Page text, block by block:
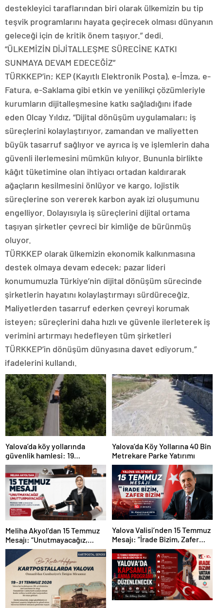
destekleyici taraflarından biri olarak ülkemizin bu tip
teşvik programlarını hayata geçirecek olması dünyanın
geleceği için de kritik önem taşıyor.” dedi.
“ÜLKEMİZİN DİJİTALLEŞME SÜRECİNE KATKI
SUNMAYA DEVAM EDECEĞİZ”
TÜRKKEP’in; KEP (Kayıtlı Elektronik Posta), e-İmza, e-
Fatura, e-Saklama gibi etkin ve yenilikçi çözümleriyle
kurumların dijitalleşmesine katkı sağladığını ifade
eden Olcay Yıldız, “Dijital dönüşüm uygulamaları; iş
süreçlerini kolaylaştırıyor, zamandan ve maliyetten
büyük tasarruf sağlıyor ve ayrıca iş ve işlemlerin daha
güvenli ilerlemesini mümkün kılıyor. Bununla birlikte
kâğıt tüketimine olan ihtiyacı ortadan kaldırarak
ağaçların kesilmesini önlüyor ve kargo, lojistik
süreçlerine son vererek karbon ayak izi oluşumunu
engelliyor. Dolayısıyla iş süreçlerini dijital ortama
taşıyan şirketler çevreci bir kimliğe de bürünmüş
oluyor.
TÜRKKEP olarak ülkemizin ekonomik kalkınmasına
destek olmaya devam edecek; pazar lideri
konumumuzla Türkiye’nin dijital dönüşüm sürecinde
şirketlerin hayatını kolaylaştırmayı sürdüreceğiz.
Maliyetlerden tasarruf ederken çevreyi korumak
isteyen; süreçlerini daha hızlı ve güvenle ilerleterek iş
verimini artırmayı hedefleyen tüm şirketleri
TÜRKKEP’in dönüşüm dünyasına davet ediyorum.”
ifadelerini kullandı.
Yalova’da köy yollarında
güvenlik hamlesi: 19
kilometrelik çalışma hedefi
Yalova’da Köy Yollarına 40 Bin
Metrekare Parke Yatırımı
Meliha Akyol’dan 15 Temmuz
Mesajı: “Unutmayacağız,
Unutturmayacağız”
Yalova Valisi’nden 15 Temmuz
Mesajı: “İrade Bizim, Zafer
Bizim”